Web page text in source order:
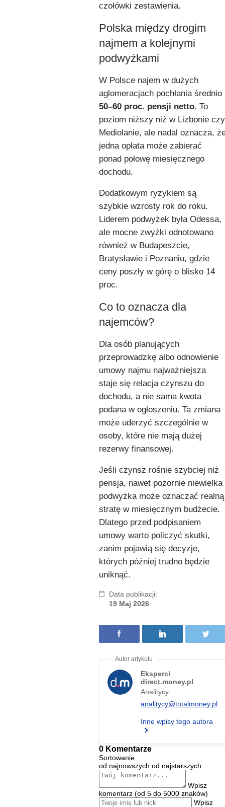
czołówki zestawienia.
Polska między drogim
najmem a kolejnymi
podwyżkami
W Polsce najem w dużych
aglomeracjach pochłania średnio
50–60 proc. pensji netto. To
poziom niższy niż w Lizbonie czy
Mediolanie, ale nadal oznacza,
jedna opłata może zabierać
ponad połowę miesięcznego
dochodu.
Dodatkowym ryzykiem są
szybkie wzrosty rok do roku.
Liderem podwyżek była Odessa,
ale mocne zwyżki odnotowano
również w Budapeszcie,
Bratysławie i Poznaniu, gdzie
ceny poszły w górę o blisko 14
proc.
Co to oznacza dla
najemców?
Dla osób planujących
przeprowadzkę albo odnowienie
umowy najmu najważniejsza
staje się relacja czynszu do
dochodu, a nie sama kwota
podana w ogłoszeniu. Ta zmiana
może uderzyć szczególnie w
osoby, które nie mają dużej
rezerwy finansowej.
Jeśli czynsz rośnie szybciej niż
pensja, nawet pozornie niewielka
podwyżka może oznaczać realną
stratę w miesięcznym budżecie.
Dlatego przed podpisaniem
umowy warto policzyć skutki,
zanim pojawią się decyzje,
których później trudno będzie
uniknąć.
Data publikacji:
19 Maj 2026
Eksperci
direct.money.pl
Analitycy
analitycy@totalmoney.pl
Inne wpisy tego autora
0 Komentarze
Sortowanie
od najnowszych od najstarszych
Wpisz
komentarz (od 5 do 5000 znaków)
Wpisz